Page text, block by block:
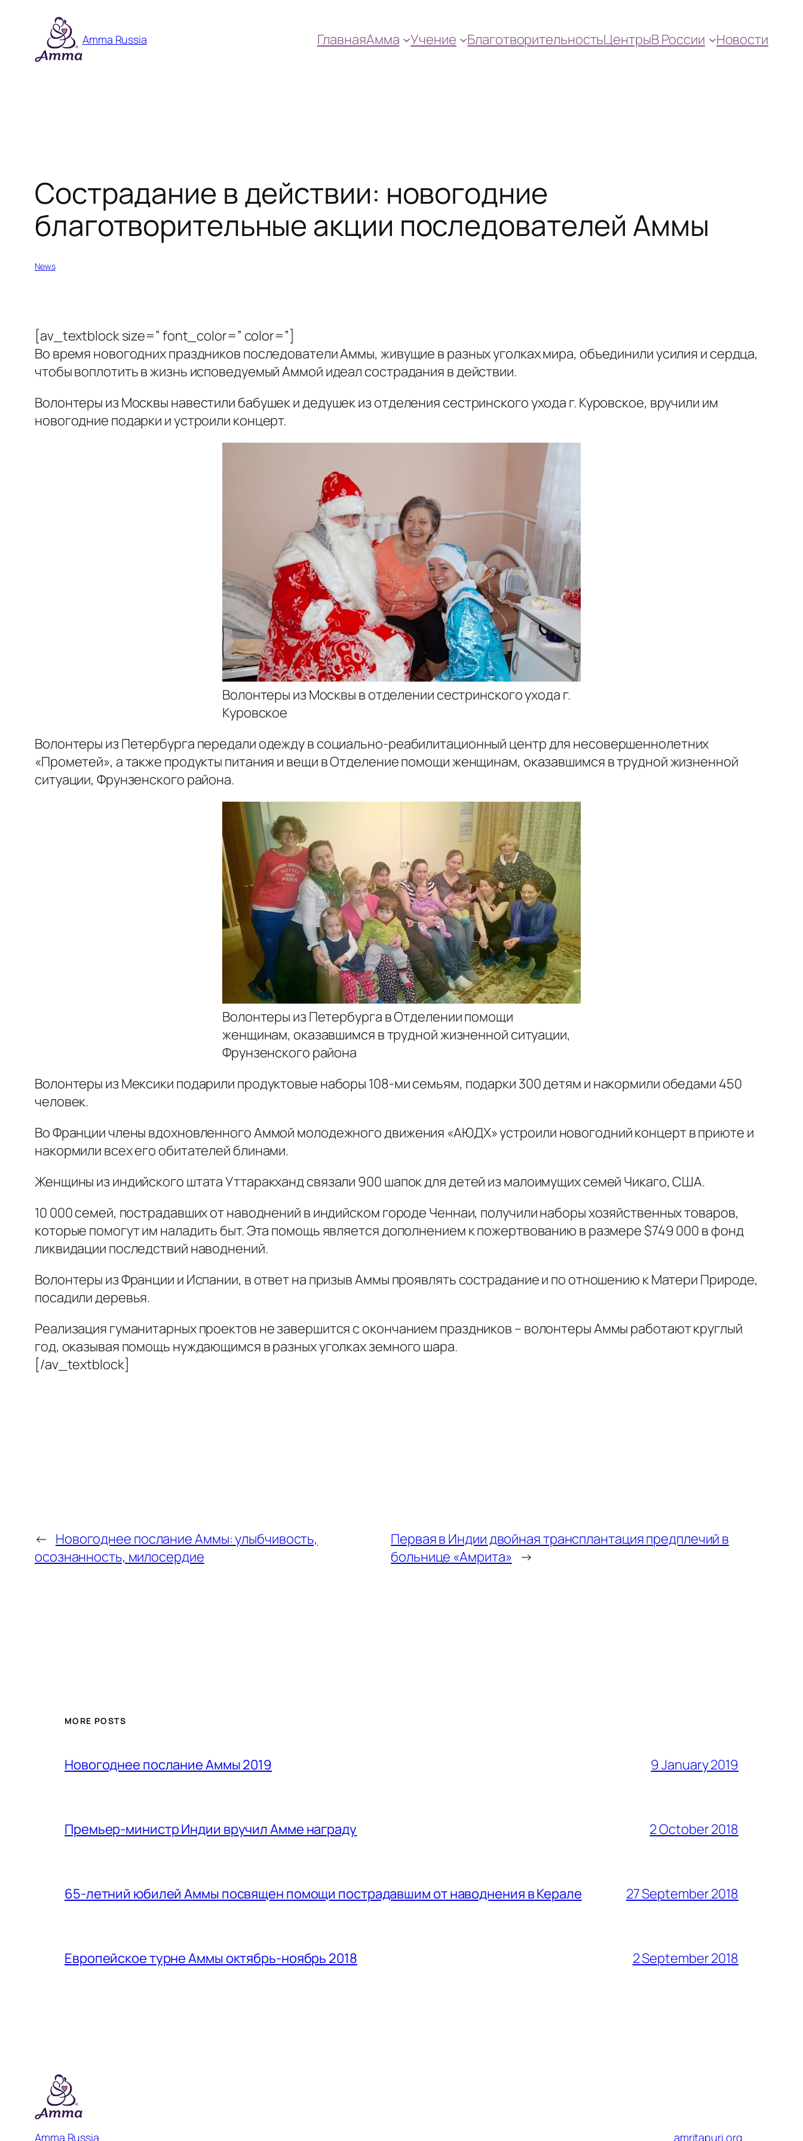
content
Amma Russia ГлавнаяАмма Учение БлаготворительностьЦентрыВ России Новости
Сострадание в действии: новогодние
благотворительные акции последователей Аммы
News
[av_textblock size=” font_color=” color=”]
Во время новогодних праздников последователи Аммы, живущие в разных уголках мира, объединили усилия и сердца,
чтобы воплотить в жизнь исповедуемый Аммой идеал сострадания в действии.
Волонтеры из Москвы навестили бабушек и дедушек из отделения сестринского ухода г. Куровское, вручили им
новогодние подарки и устроили концерт.
Волонтеры из Москвы в отделении сестринского ухода г.
Куровское
Волонтеры из Петербурга передали одежду в социально-реабилитационный центр для несовершеннолетних
«Прометей», а также продукты питания и вещи в Отделение помощи женщинам, оказавшимся в трудной жизненной
ситуации, Фрунзенского района.
Волонтеры из Петербурга в Отделении помощи
женщинам, оказавшимся в трудной жизненной ситуации,
Фрунзенского района
Волонтеры из Мексики подарили продуктовые наборы 108-ми семьям, подарки 300 детям и накормили обедами 450
человек.
Во Франции члены вдохновленного Аммой молодежного движения «АЮДХ» устроили новогодний концерт в приюте и
накормили всех его обитателей блинами.
Женщины из индийского штата Уттаракханд связали 900 шапок для детей из малоимущих семей Чикаго, США.
10 000 семей, пострадавших от наводнений в индийском городе Ченнаи, получили наборы хозяйственных товаров,
которые помогут им наладить быт. Эта помощь является дополнением к пожертвованию в размере $749 000 в фонд
ликвидации последствий наводнений.
Волонтеры из Франции и Испании, в ответ на призыв Аммы проявлять сострадание и по отношению к Матери Природе,
посадили деревья.
Реализация гуманитарных проектов не завершится с окончанием праздников – волонтеры Аммы работают круглый
год, оказывая помощь нуждающимся в разных уголках земного шара.
[/av_textblock]
← Новогоднее послание Аммы: улыбчивость,
осознанность, милосердие
Первая в Индии двойная трансплантация предплечий в
больнице «Амрита» →
MORE POSTS
Новогоднее послание Аммы 2019 9 January 2019
Премьер-министр Индии вручил Амме награду 2 October 2018
65-летний юбилей Аммы посвящен помощи пострадавшим от наводнения в Керале 27 September 2018
Европейское турне Аммы октябрь-ноябрь 2018 2 September 2018
Amma Russia amritapuri.org